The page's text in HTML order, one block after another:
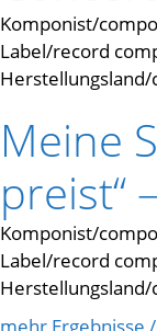
Komponist/
Label/record
Meine
preist“
Komponist/
Label/record
mehr Ergebnisse